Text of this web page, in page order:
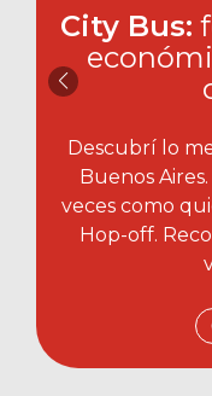
City Bus:
Descubrí lo
Buenos
veces como
Hop-off.